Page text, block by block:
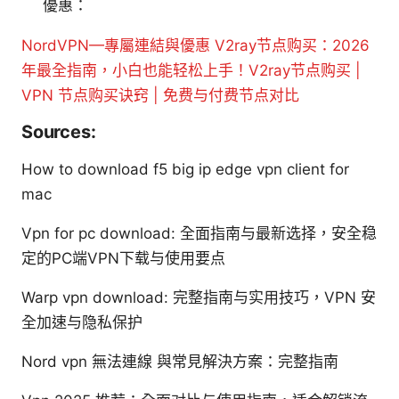
優惠：
NordVPN—專屬連結與優惠 V2ray节点购买：2026
年最全指南，小白也能轻松上手！V2ray节点购买 |
VPN 节点购买诀窍 | 免费与付费节点对比
Sources:
How to download f5 big ip edge vpn client for
mac
Vpn for pc download: 全面指南与最新选择，安全稳
定的PC端VPN下载与使用要点
Warp vpn download: 完整指南与实用技巧，VPN 安
全加速与隐私保护
Nord vpn 無法連線 與常見解決方案：完整指南